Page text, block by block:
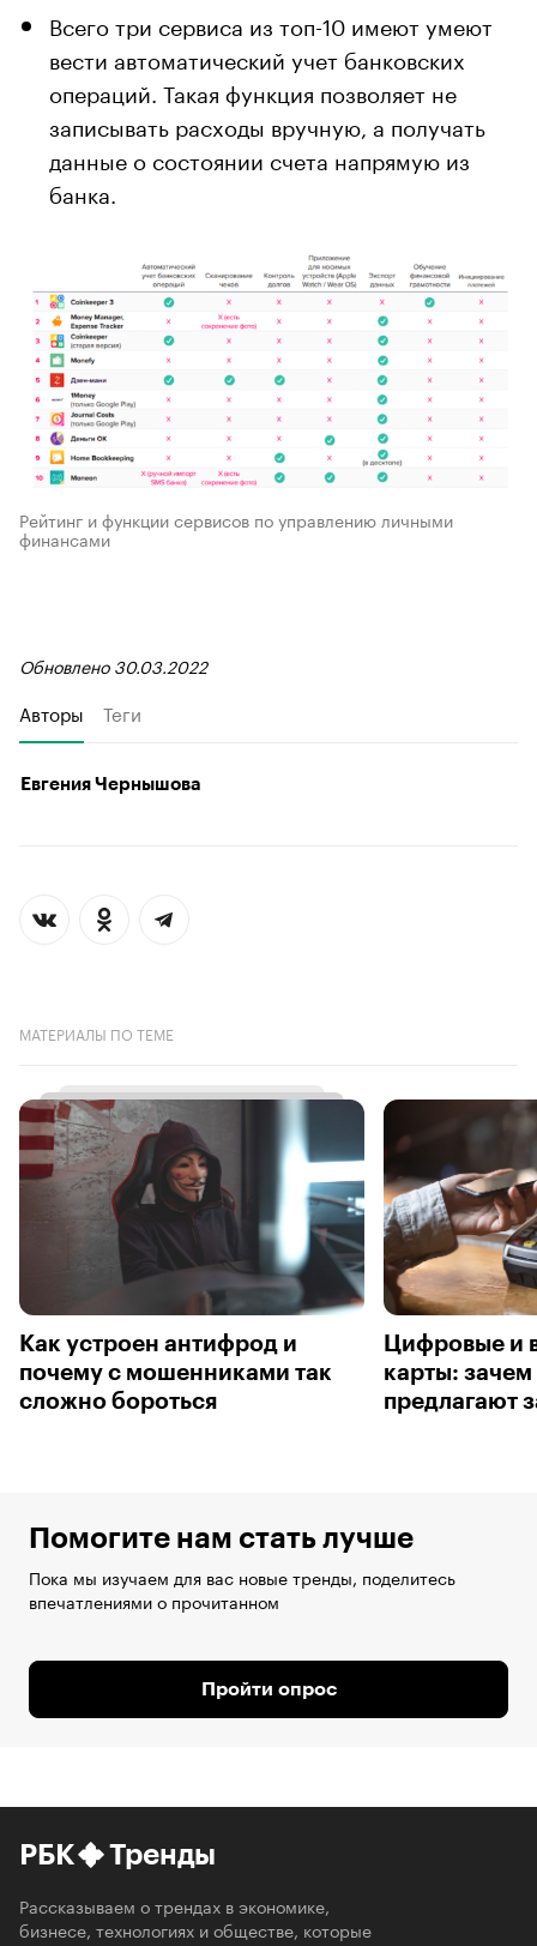
Всего три сервиса из топ-10 имеют умеют
вести автоматический учет банковских
операций. Такая функция позволяет не
записывать расходы вручную, а получать
данные о состоянии счета напрямую из
банка.
Рейтинг и функции сервисов по управлению личными
финансами
Обновлено 30.03.2022
Авторы Теги
Евгения Чернышова
МАТЕРИАЛЫ ПО ТЕМЕ
Как устроен антифрод и
почему с мошенниками так
сложно бороться
Цифровые и
карты:
предлагают
Помогите нам стать лучше
Пока мы изучаем для вас новые тренды, поделитесь
впечатлениями о прочитанном
Пройти опрос
РБК Тренды
Рассказываем о трендах в экономике,
бизнесе, технологиях и обществе, которые